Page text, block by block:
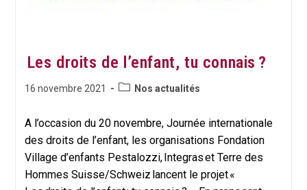
Les droits de l’enfant, tu connais ?
Publication
16 novembre 2021
PostNos actualités
A l’occasion du 20 novembre, Journée internationale
des droits de l’enfant, les organisations Fondation
Village d’enfants Pestalozzi, Integras et Terre des
Hommes Suisse/Schweiz lancent le projet «